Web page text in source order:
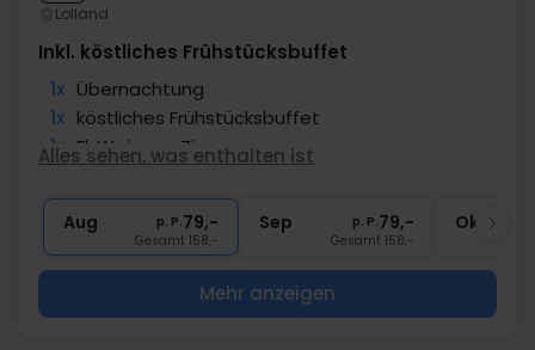
Lolland
Inkl. köstliches Frühstücksbuffet
1x Übernachtung
1x köstliches Frühstücksbuffet
1x Fl. Wein pro Zimmer
1x 10% Rabatt im Restaurant
Alles sehen, was enthalten ist
Aug p. P.79,-
Gesamt 158,-
Sep p. P.79,-
Gesamt 158,-
Okt
Mehr anzeigen